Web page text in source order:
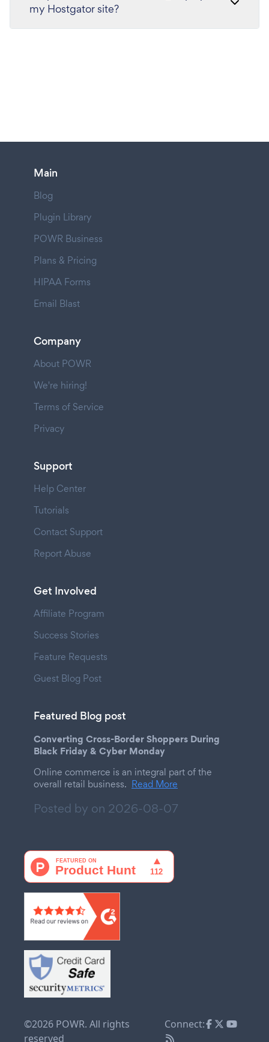
my Hostgator site?
Main
Blog
Plugin Library
POWR Business
Plans & Pricing
HIPAA Forms
Email Blast
Company
About POWR
We're hiring!
Terms of Service
Privacy
Support
Help Center
Tutorials
Contact Support
Report Abuse
Get Involved
Affiliate Program
Success Stories
Feature Requests
Guest Blog Post
Featured Blog post
Converting Cross-Border Shoppers During
Black Friday & Cyber Monday
Online commerce is an integral part of the
overall retail business. Read More
Posted by on 2026-08-07
©2026 POWR. All rights
reserved
Connect: